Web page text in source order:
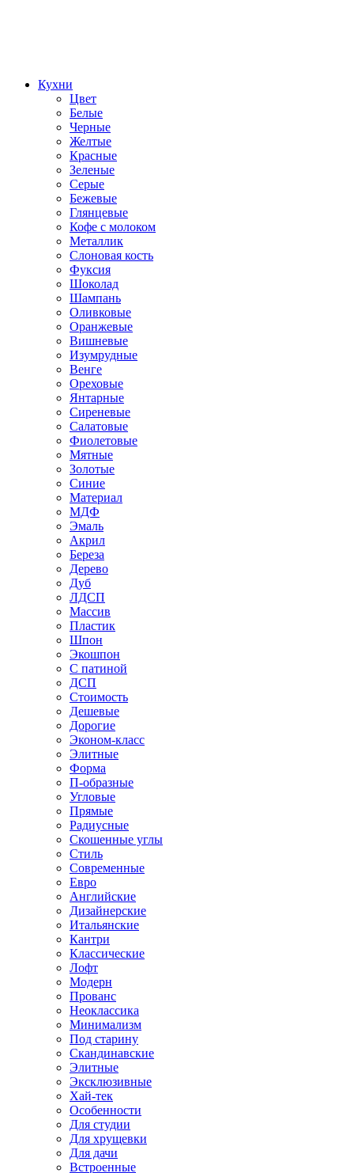
Кухни
Цвет
Белые
Черные
Желтые
Красные
Зеленые
Серые
Бежевые
Глянцевые
Кофе с молоком
Металлик
Слоновая кость
Фуксия
Шоколад
Шампань
Оливковые
Оранжевые
Вишневые
Изумрудные
Венге
Ореховые
Янтарные
Сиреневые
Салатовые
Фиолетовые
Мятные
Золотые
Синие
Материал
МДФ
Эмаль
Акрил
Береза
Дерево
Дуб
ЛДСП
Массив
Пластик
Шпон
Экошпон
С патиной
ДСП
Стоимость
Дешевые
Дорогие
Эконом-класс
Элитные
Форма
П-образные
Угловые
Прямые
Радиусные
Скошенные углы
Стиль
Современные
Евро
Английские
Дизайнерские
Итальянские
Кантри
Классические
Лофт
Модерн
Прованс
Неоклассика
Минимализм
Под старину
Скандинавские
Элитные
Эксклюзивные
Хай-тек
Особенности
Для студии
Для хрущевки
Для дачи
Встроенные